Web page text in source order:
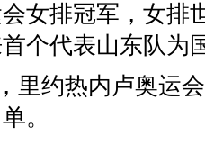
女排冠军，女排
个代表山东队为
里约热内卢奥运
。